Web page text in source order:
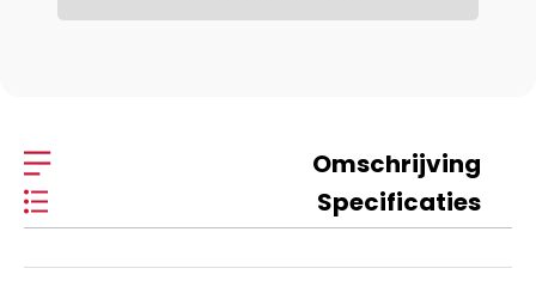
Omschrijving
Specificaties